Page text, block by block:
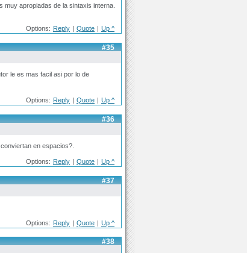
muy apropiadas de la sintaxis interna.
Options: Reply Quote Up ^
#35
le es mas facil asi por lo de
Options: Reply | Quote | Up ^
#36
en espacios?.
Options: Reply | Quote | Up ^
#37
Options: Reply | Quote | Up ^
#38